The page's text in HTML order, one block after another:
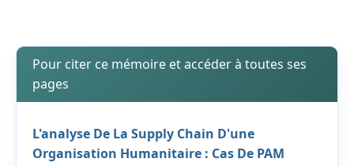
Pour citer ce mémoire et accéder à toutes ses
pages
L'analyse De La Supply Chain D'une
Organisation Humanitaire : Cas De PAM